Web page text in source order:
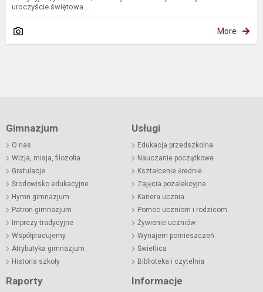
uroczyście świętowa...
More
Gimnazjum
O nas
Wizja, misja, filozofia
Gratulacje
Środowisko edukacyjne
Hymn gimnazjum
Patron gimnazjum
Imprezy tradycyjne
Współpracujemy
Atrybutyka gimnazjum
Historia szkoły
Usługi
Edukacja przedszkolna
Nauczanie początkowe
Kształcenie średnie
Zajęcia pozalekcyjne
Kariera ucznia
Pomoc uczniom i rodzicom
Żywienie uczniów
Wynajem pomieszczeń
Świetlica
Biblioteka i czytelnia
Raporty Informacje